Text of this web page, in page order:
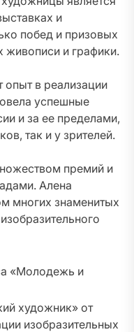
и
побед и призовых
живописи и графики.
опыт в реализации
успешные
и за ее пределами,
так и у зрителей.
премий и
Алена
многих знаменитых
«Молодежь и
художник» от
изобразительных